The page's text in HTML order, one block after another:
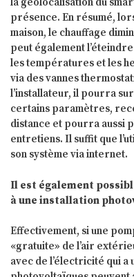
présence. En résumé,
maison, le chauffage
peut également
les températures et les
via des vannes
l’installateur, il pourra
certains paramètres,
distance et pourra aussi
entretiens. Il suffit que
son système via internet.
Il est également
à une installation
Effectivement, si une
«gratuite» de l’air
avec de l’électricité qui a